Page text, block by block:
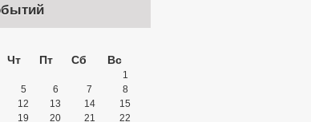
Чт Пт Сб Вс
1
5 6 7
8
12 13 14
15
19 20 21 22